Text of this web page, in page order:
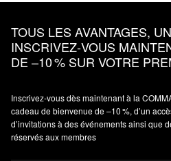
TOUS LES AVANTAGES,
INSCRIVEZ‑VOUS
DE –10 % SUR VOTRE
Inscrivez‑vous dès maintenant à la
cadeau de bienvenue de –10 %, d’un
d’invitations à des événements ainsi que
réservés aux membres